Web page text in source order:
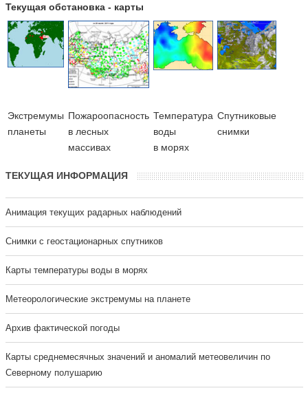
Текущая обстановка - карты
Экстремумы
планеты
Пожароопасность
в лесных
массивах
Температура
воды
в морях
Cпутниковые
снимки
ТЕКУЩАЯ ИНФОРМАЦИЯ
Анимация текущих радарных наблюдений
Cнимки с геостационарных спутников
Карты температуры воды в морях
Метеорологические экстремумы на планете
Архив фактической погоды
Карты среднемесячных значений и аномалий метеовеличин по
Северному полушарию